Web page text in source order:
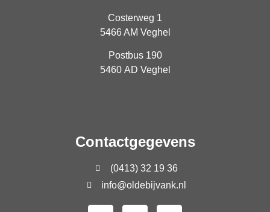
Costerweg 1
5466 AM Veghel
Postbus 190
5460 AD Veghel
Contactgegevens
(0413) 32 19 36
info@oldebijvank.nl